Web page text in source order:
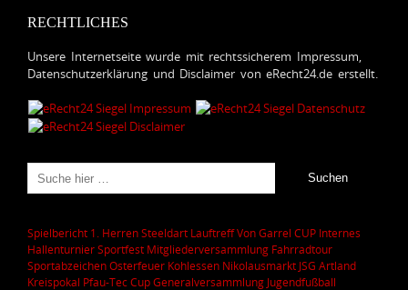
RECHTLICHES
Unsere Internetseite wurde mit rechtssicherem Impressum,
Datenschutzerklärung und Disclaimer von eRecht24.de erstellt.
Spielbericht 1. HerrenSteeldart LauftreffVon Garrel CUP Internes
HallenturnierSportfest Mitgliederversammlung Fahrradtour
SportabzeichenOsterfeuer Kohlessen Nikolausmarkt JSG Artland
Kreispokal Pfau-Tec CupGeneralversammlung Jugendfußball